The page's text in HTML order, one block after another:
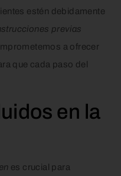
estén debidamente
previas
a ofrecer
que cada paso del
en la
es crucial para